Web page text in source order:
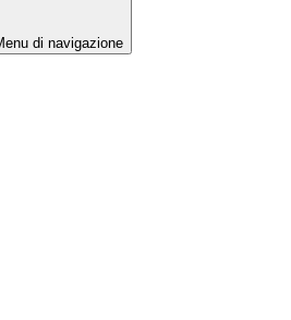
di navigazione